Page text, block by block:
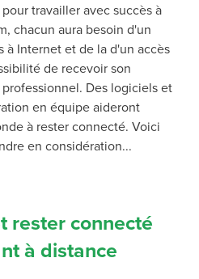
travailler avec succès à
chacun aura besoin d'un
à Internet et de la d'un accès
de recevoir son
Des logiciels et
en équipe aideront
à rester connecté. Voici
en considération...
rester connecté
à distance